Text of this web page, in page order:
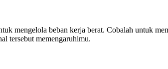
mengelola beban kerja berat. Cobalah untuk
tersebut memengaruhimu.